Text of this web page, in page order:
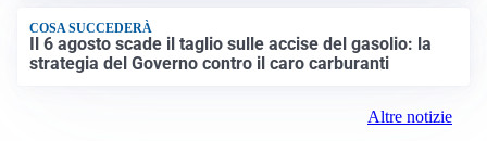
COSA SUCCEDERÀ
Il 6 agosto scade il taglio sulle accise del gasolio: la
strategia del Governo contro il caro carburanti
Altre notizie